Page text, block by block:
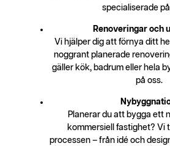
specialiserade
Renoveringar och
Vi hjälper dig att förnya ditt
noggrant planerade
gäller kök, badrum eller hela
på oss.
Planerar du att bygga ett
kommersiell fastighet? Vi
processen – från idé och